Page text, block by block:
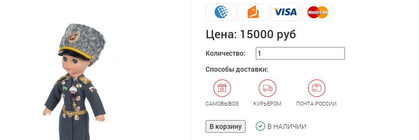
Цена: 15000 руб
Количество:
Способы доставки:
САМОВЫВОЗ КУРЬЕРОМ ПОЧТА РОССИИ
В корзину В НАЛИЧИИ